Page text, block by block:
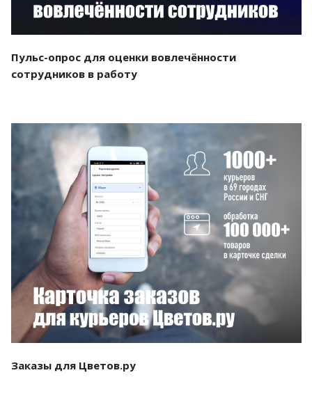
Пульс-опрос для оценки вовлечённости
сотрудников в работу
Смотреть проект
Заказы для Цветов.ру